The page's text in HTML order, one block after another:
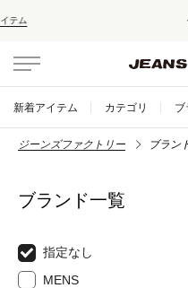
セール対象外ア
新着アイテム カテゴリ ブ
ジーンズファクトリー ブラン
ブランド一覧
指定なし
MENS